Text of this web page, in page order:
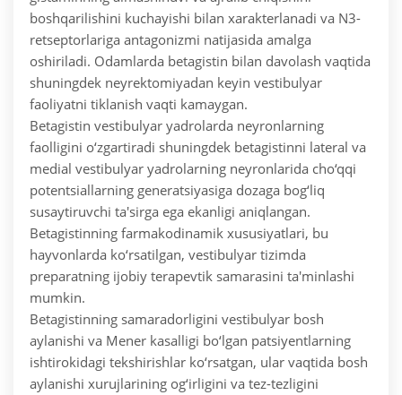
boshqarilishini kuchayishi bilan xarakterlanadi va N3-
retseptorlariga antagonizmi natijasida amalga
oshiriladi. Odamlarda betagistin bilan davolash vaqtida
shuningdek neyrektomiyadan keyin vestibulyar
faoliyatni tiklanish vaqti kamaygan.
Betagistin vestibulyar yadrolarda neyronlarning
faolligini o‘zgartiradi shuningdek betagistinni lateral va
medial vestibulyar yadrolarning neyronlarida cho‘qqi
potentsiallarning generatsiyasiga dozaga bog‘liq
susaytiruvchi ta'sirga ega ekanligi aniqlangan.
Betagistinning farmakodinamik xususiyatlari, bu
hayvonlarda ko‘rsatilgan, vestibulyar tizimda
preparatning ijobiy terapevtik samarasini ta'minlashi
mumkin.
Betagistinning samaradorligini vestibulyar bosh
aylanishi va Mener kasalligi bo‘lgan patsiyentlarning
ishtirokidagi tekshirishlar ko‘rsatgan, ular vaqtida bosh
aylanishi xurujlarining og‘irligini va tez-tezligini